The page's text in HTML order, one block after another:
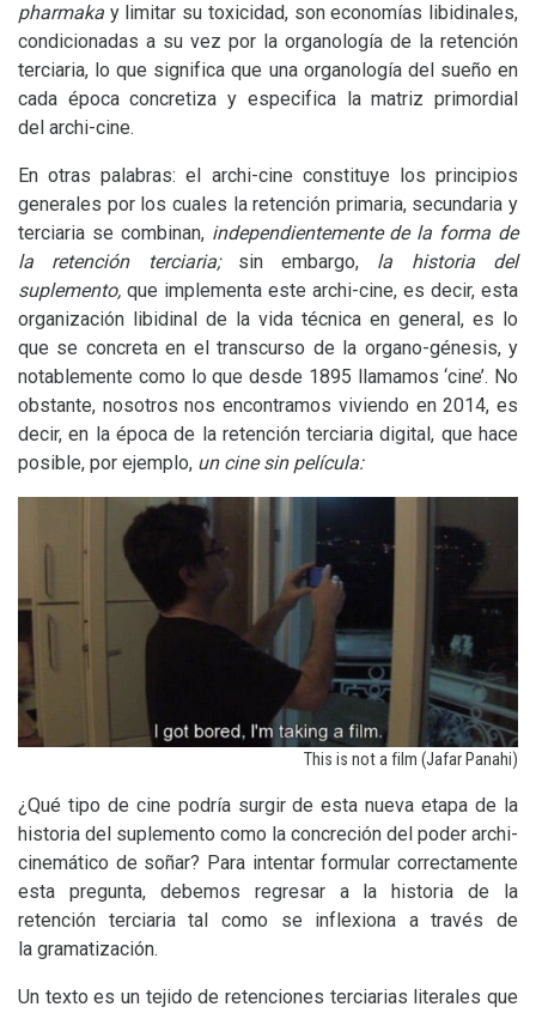
pharmaka y limitar su toxicidad, son economías libidinales,
condicionadas a su vez por la organología de la retención
terciaria, lo que significa que una organología del sueño en
cada época concretiza y especifica la matriz primordial
del archi-cine.
En otras palabras: el archi-cine constituye los principios
generales por los cuales la retención primaria, secundaria y
terciaria se combinan, independientemente de la forma de
la retención terciaria;sin embargo, la historia del
suplemento, que implementa este archi-cine, es decir, esta
organización libidinal de la vida técnica en general, es lo
que se concreta en el transcurso de la organo-génesis, y
notablemente como lo que desde 1895 llamamos ‘cine’. No
obstante, nosotros nos encontramos viviendo en 2014, es
decir, en la época de la retención terciaria digital, que hace
posible, por ejemplo, un cine sin película:
This is not a film (Jafar Panahi)
¿Qué tipo de cine podría surgir de esta nueva etapa de la
historia del suplemento como la concreción del poder archi-
cinemático de soñar? Para intentar formular correctamente
esta pregunta, debemos regresar a la historia de la
retención terciaria tal como se inflexiona a través de
la gramatización.
Un texto es un tejido de retenciones terciarias literales que